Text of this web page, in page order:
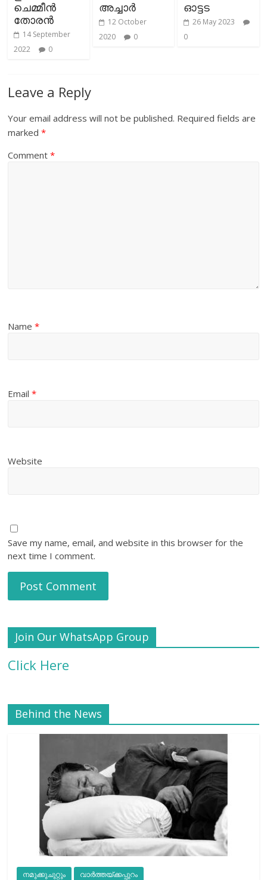
ചെമ്മീൻ
തോരന്‍
14 September
2022
0
അച്ചാര്‍
12 October
2020
0
ഓട്ടട
26 May 2023
0
Leave a Reply
Your email address will not be published. Required fields are
marked*
Comment*
Name*
Email*
Website
Save my name, email, and website in this browser for the
next time I comment.
Join Our WhatsApp Group
Click Here
Behind the News
നമുക്കുചുറ്റും വാർത്തയ്ക്കപ്പുറം